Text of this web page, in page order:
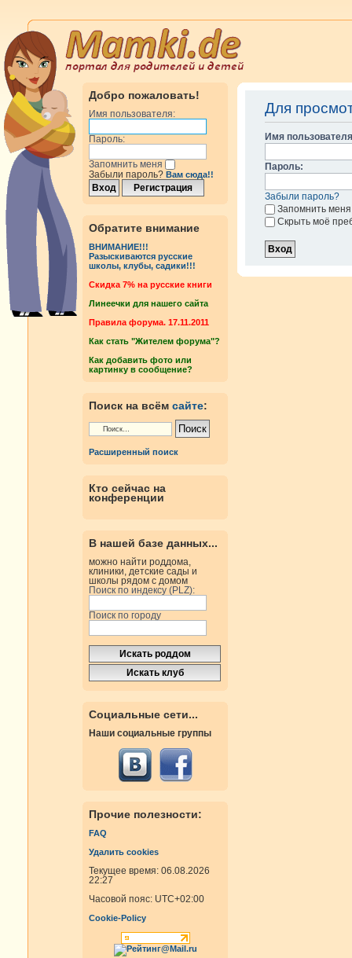
Добро пожаловать!
Имя пользователя:
Пароль:
Запомнить меня
Забыли пароль? Вам сюда!!
Обратите внимание
ВНИМАНИЕ!!!
Разыскиваются русские
школы, клубы, садики!!!
Cкидка 7% на русские книги
Линеечки для нашего сайта
Правила форума. 17.11.2011
Как стать "Жителем форума"?
Как добавить фото или
картинку в сообщение?
Поиск на всём сайте:
Расширенный поиск
Кто сейчас на
конференции
В нашей базе данных...
можно найти роддома,
клиники, детские сады и
школы рядом с домом
Поиск по индексу (PLZ):
Поиск по городу
Социальные сети...
Наши социальные группы
Прочие полезности:
FAQ
Удалить cookies
Текущее время: 06.08.2026
22:27
Часовой пояс: UTC+02:00
Cookie-Policy
Для
Имя
Пароль:
Забыли пароль?
Запомнить меня
Скрыть моё